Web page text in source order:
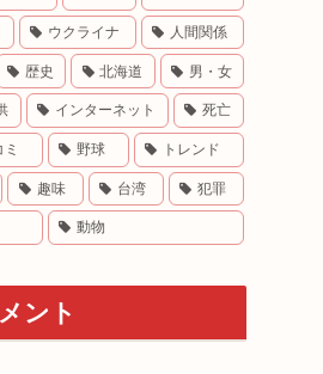
ウクライナ 人間関係
歴史 北海道 男・女
インターネット 死亡
野球 トレンド
趣味 台湾 犯罪
動物
ント